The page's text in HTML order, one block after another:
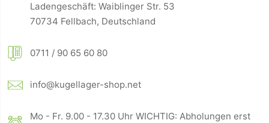
Ladengeschäft: Waiblinger Str. 53
70734 Fellbach, Deutschland
0711 / 90 65 60 80
info@kugellager-shop.net
Mo - Fr. 9.00 - 17.30 Uhr WICHTIG: Abholungen erst